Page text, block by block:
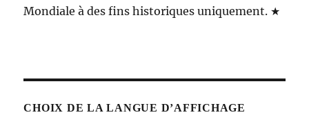
Mondiale à des fins historiques uniquement. ★
CHOIX DE LA LANGUE D’AFFICHAGE